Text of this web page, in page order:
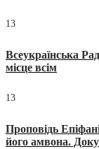
13
Всеукраїнська
місце всім
13
Проповідь
його амвона.